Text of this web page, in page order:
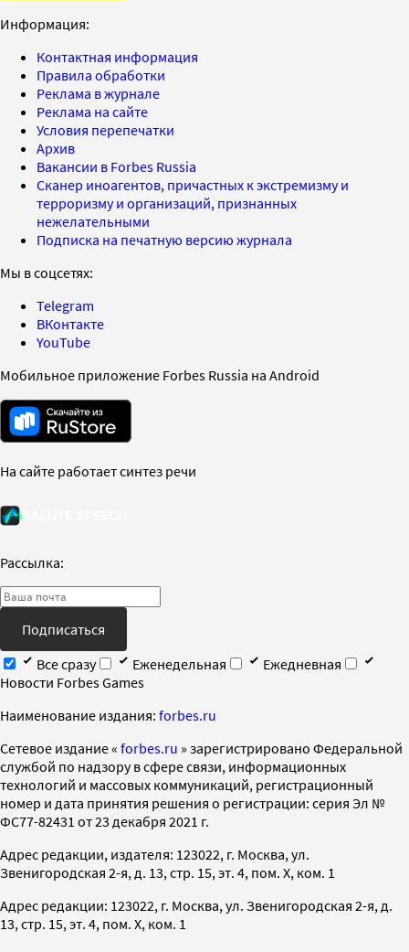
Информация:
Контактная информация
Правила обработки
Реклама в журнале
Реклама на сайте
Условия перепечатки
Архив
Вакансии в Forbes Russia
Сканер иноагентов, причастных к экстремизму и
терроризму и организаций, признанных
нежелательными
Подписка на печатную версию журнала
Мы в соцсетях:
Telegram
ВКонтакте
YouTube
Мобильное приложение Forbes Russia на Android
На сайте работает синтез речи
Рассылка:
Подписаться
Все сразу
Еженедельная
Ежедневная
Новости Forbes Games
Наименование издания: forbes.ru
Cетевое издание « forbes.ru » зарегистрировано Федеральной
службой по надзору в сфере связи, информационных
технологий и массовых коммуникаций, регистрационный
номер и дата принятия решения о регистрации: серия Эл №
ФС77-82431 от 23 декабря 2021 г.
Адрес редакции, издателя: 123022, г. Москва, ул.
Звенигородская 2-я, д. 13, стр. 15, эт. 4, пом. X, ком. 1
Адрес редакции: 123022, г. Москва, ул. Звенигородская 2-я, д.
13, стр. 15, эт. 4, пом. X, ком. 1